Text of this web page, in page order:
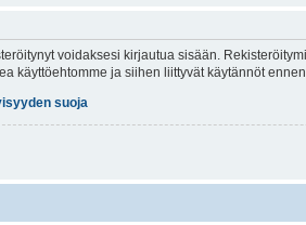
voidaksesi kirjautua sisään.
käyttöehtomme ja siihen liittyvät käytännöt
suoja